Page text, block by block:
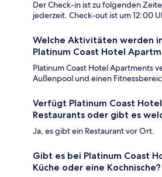
Der Check-in ist zu folgenden
jederzeit. Check-out ist um 12:00
Welche Aktivitäten werden
Platinum Coast Hotel
Platinum Coast Hotel Apartments
Außenpool und einen
Verfügt Platinum Coast
Restaurants oder gibt es
Ja, es gibt ein Restaurant vor Ort.
Gibt es bei Platinum Coast
Küche oder eine Kochnische?